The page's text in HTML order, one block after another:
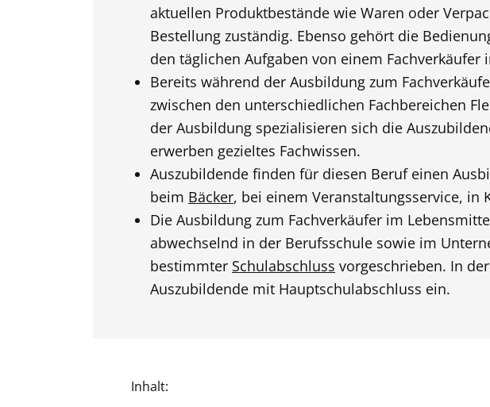
aktuellen Produktbestände wie Waren oder
Bestellung zuständig. Ebenso gehört die
den täglichen Aufgaben von einem
Bereits während der Ausbildung zum
zwischen den unterschiedlichen Fachbereichen
der Ausbildung spezialisieren sich die
erwerben gezieltes Fachwissen.
Auszubildende finden für diesen Beruf einen
beim Bäcker, bei einem Veranstaltungsservice, in
Die Ausbildung zum Fachverkäufer im
abwechselnd in der Berufsschule sowie im
bestimmter Schulabschluss vorgeschrieben. In
Auszubildende mit Hauptschulabschluss ein.
Inhalt: